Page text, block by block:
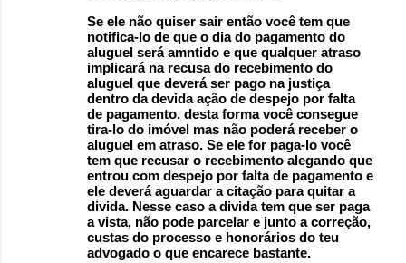
Se ele não quiser sair então você tem que
notifica-lo de que o dia do pagamento do
aluguel será amntido e que qualquer atraso
implicará na recusa do recebimento do
aluguel que deverá ser pago na justiça
dentro da devida ação de despejo por falta
de pagamento. desta forma você consegue
tira-lo do imóvel mas não poderá receber o
aluguel em atraso. Se ele for paga-lo você
tem que recusar o recebimento alegando que
entrou com despejo por falta de pagamento e
ele deverá aguardar a citação para quitar a
divida. Nesse caso a divida tem que ser paga
a vista, não pode parcelar e junto a correção,
custas do processo e honorários do teu
advogado o que encarece bastante.